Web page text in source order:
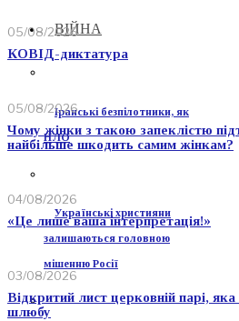
ВІЙНА
Іранські безпілотники, як
НЛО
Українські християни
залишаються головною
мішенню Росії
05/08/2026
КОВІД-диктатура
05/08/2026
Чому жінки з такою запеклістю
найбільше шкодить самим жінкам?
04/08/2026
«Це лише ваша інтерпретація!»
03/08/2026
Відкритий лист церковній парі,
шлюбу